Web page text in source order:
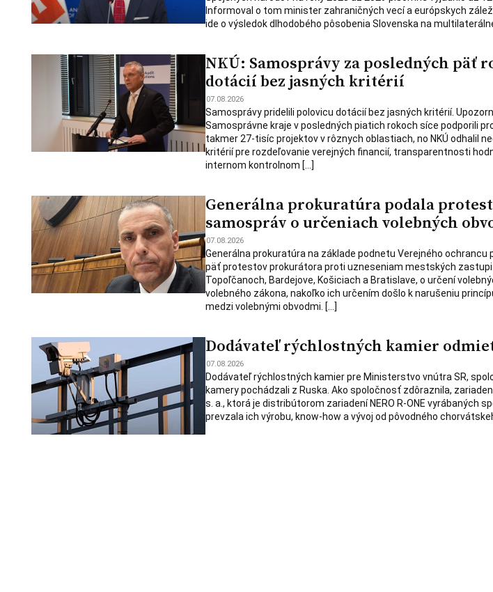
Informoval o tom minister zahraničných vecí a európskych
ide o výsledok dlhodobého pôsobenia Slovenska na
NKÚ: Samosprávy za posledných
dotácií bez jasných kritérií
07.08.2026
Samosprávy pridelili polovicu dotácií bez jasných kritérií.
Samosprávne kraje v posledných piatich rokoch síce podporili
takmer 27-tisíc projektov v rôznych oblastiach, no NKÚ odhalil
kritérií pre rozdeľovanie verejných financií, transparentnosti
internom kontrolnom […]
Generálna prokuratúra podala
samospráv o určeniach volebných
07.08.2026
Generálna prokuratúra na základe podnetu Verejného ochrancu
päť protestov prokurátora proti uzneseniam mestských
Topoľčanoch, Bardejove, Košiciach a Bratislave, o určení
volebného zákona, nakoľko ich určením došlo k narušeniu
medzi volebnými obvodmi. […]
Dodávateľ rýchlostných kamier
07.08.2026
Dodávateľ rýchlostných kamier pre Ministerstvo vnútra SR,
kamery pochádzali z Ruska. Ako spoločnosť zdôraznila,
s. a., ktorá je distribútorom zariadení NERO R-ONE vyrábaných
prevzala ich výrobu, know-how a vývoj od pôvodného